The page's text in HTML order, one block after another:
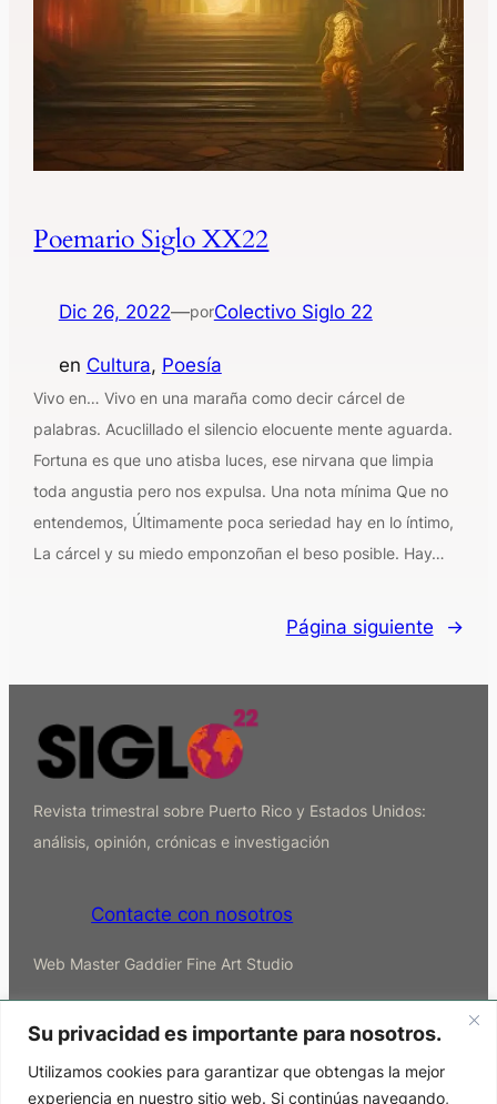
Su privacidad es importante para nosotros.
Utilizamos cookies para garantizar que obtengas la mejor
experiencia en nuestro sitio web. Si continúas navegando,
Poemario Siglo XX22
Dic 26, 2022—porColectivo Siglo 22
en Cultura, Poesía
Vivo en… Vivo en una maraña como decir cárcel de
palabras. Acuclillado el silencio elocuente mente aguarda.
Fortuna es que uno atisba luces, ese nirvana que limpia
toda angustia pero nos expulsa. Una nota mínima Que no
entendemos, Últimamente poca seriedad hay en lo íntimo,
La cárcel y su miedo emponzoñan el beso posible. Hay…
Página siguiente →
Revista trimestral sobre Puerto Rico y Estados Unidos:
análisis, opinión, crónicas e investigación
Contacte con nosotros
Web Master Gaddier Fine Art Studio
Archivos